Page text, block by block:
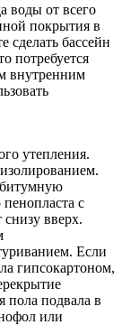
воды от всего
покрытия в
сделать бассейн
потребуется
внутренним
утепления.
с
вверх.
Если
гипсокартоном,
пола подвала в
или